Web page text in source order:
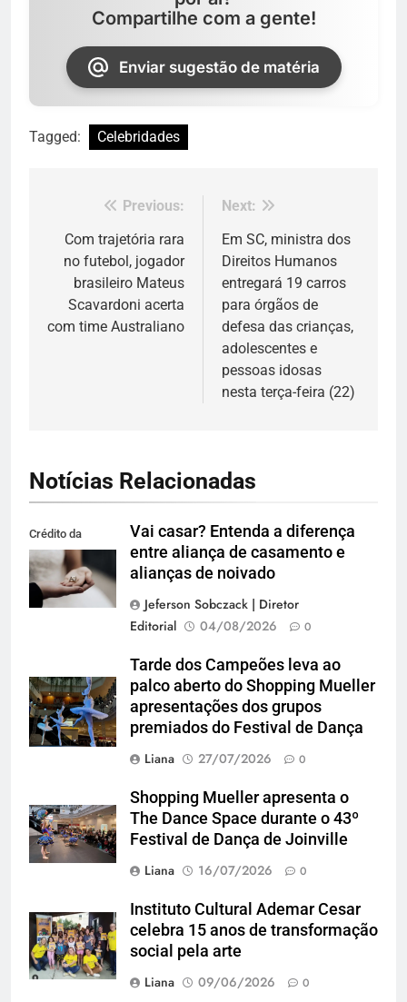
Compartilhe com a gente!
Enviar sugestão de matéria
Tagged: Celebridades
Navegação
de
Post
Previous:
Com trajetória rara
no futebol, jogador
brasileiro Mateus
Scavardoni acerta
com time Australiano
Next:
Em SC, ministra dos
Direitos Humanos
entregará 19 carros
para órgãos de
defesa das crianças,
adolescentes e
pessoas idosas
nesta terça-feira (22)
Notícias Relacionadas
Crédito da
imagem: Pexels
Vai casar? Entenda a diferença
entre aliança de casamento e
alianças de noivado
Jeferson Sobczack | Diretor
Editorial
04/08/2026 0
Tarde dos Campeões leva ao
palco aberto do Shopping Mueller
apresentações dos grupos
premiados do Festival de Dança
Liana
27/07/2026 0
Shopping Mueller apresenta o
The Dance Space durante o 43º
Festival de Dança de Joinville
Liana
16/07/2026 0
Instituto Cultural Ademar Cesar
celebra 15 anos de transformação
social pela arte
Liana
09/06/2026 0